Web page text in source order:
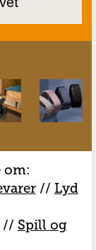
om:
// Lyd
Spill og